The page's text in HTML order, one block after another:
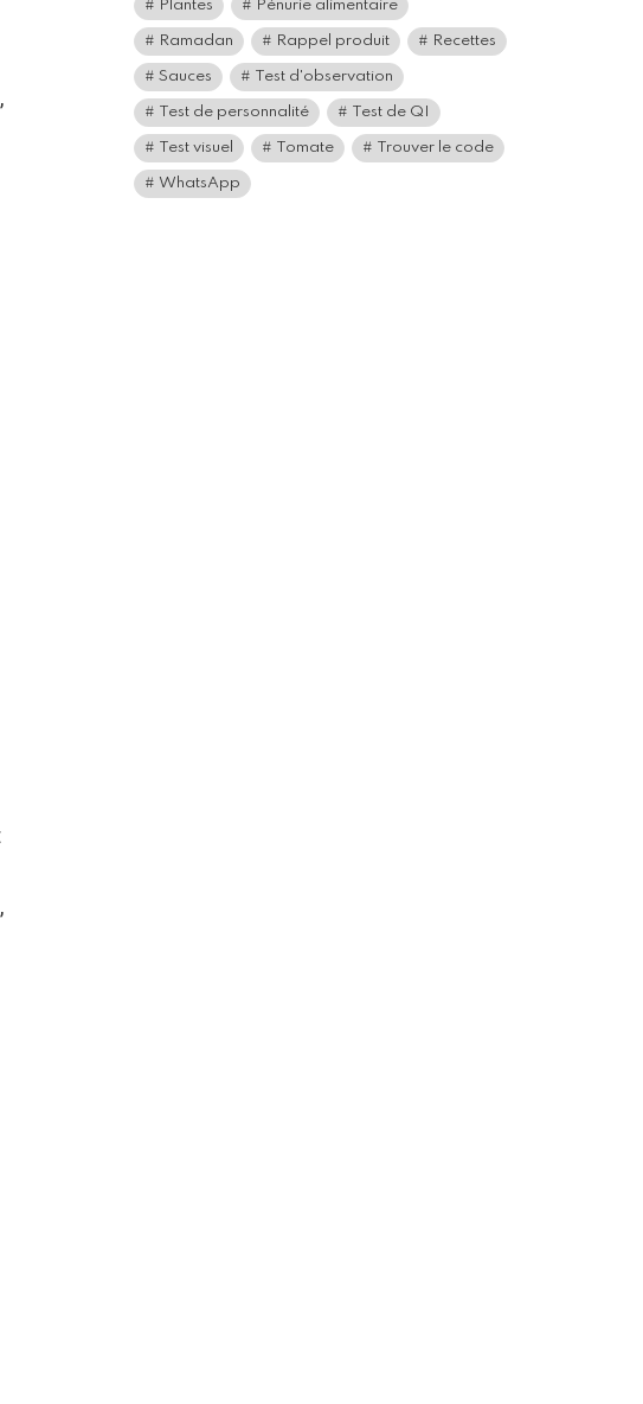
Plantes Pénurie alimentaire
Ramadan Rappel produit Recettes
Sauces Test d'observation
Test de personnalité Test de QI
Test visuel Tomate Trouver le code
WhatsApp